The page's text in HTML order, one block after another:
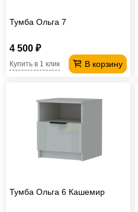
Тумба Ольга 7
4 500 ₽
В корзину
Купить в 1 клик
Тумба Ольга 6 Кашемир